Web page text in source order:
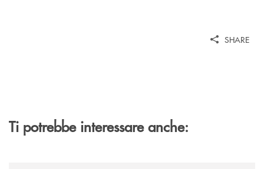
SHARE
Ti potrebbe interessare anche: